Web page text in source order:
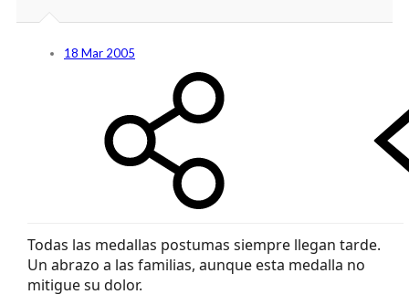
18 Mar 2005
Todas las medallas postumas siempre llegan tarde.
Un abrazo a las familias, aunque esta medalla no
mitigue su dolor.